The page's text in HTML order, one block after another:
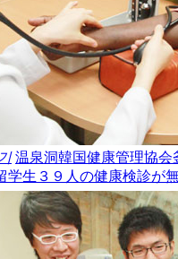
温泉洞韓国健康管理協会
学生３９人の健康検診が